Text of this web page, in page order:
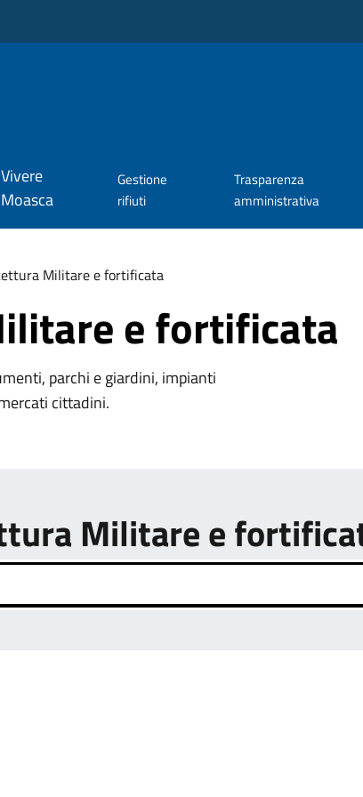
Vivere
Moasca
Gestione
rifiuti
Trasparenza
amministrativa
Militare e fortificata
e fortificata
parchi e giardini, impianti
cittadini.
Militare e